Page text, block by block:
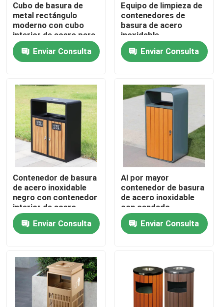
Hogar
Productos
Sobre nosotros
Viaje de la fábrica
Control de calidad
Contáctenos
Noticias
Trabajo de metalistería decorativa
Escultura decorativa de metal
Cubo de basura de
metal rectángulo
moderno con cubo
interior de acero para
exteriores
Enviar Consulta
Equipo de limpieza de
contenedores de
basura de acero
inoxidable
Enviar Consulta
Contenedor de basura
de acero inoxidable
negro con contenedor
interior de acero
galvanizado
Enviar Consulta
Al por mayor
contenedor de basura
de acero inoxidable
con candado
Enviar Consulta